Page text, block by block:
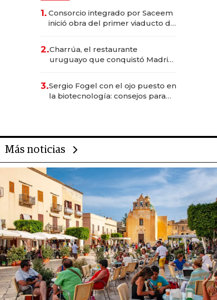
1. Consorcio integrado por Saceem
inició obra del primer viaducto de
millones
2.Charrúa, el restaurante
uruguayo que conquistó Madrid:
anticipación y prepara apertura
3.Sergio Fogel con el ojo puesto en
la biotecnología: consejos para
Más noticias